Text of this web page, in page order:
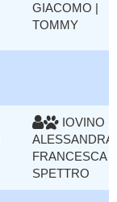
GIACOMO |
TOMMY
IOVINO
ALESSANDRA
FRANCESCA |
SPETTRO